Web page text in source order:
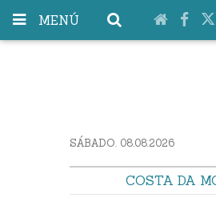
MENÚ
SÁBADO. 08.08.2026
COSTA DA